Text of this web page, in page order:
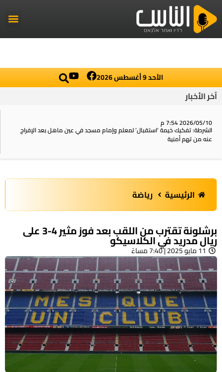
الأحد 9 أغسطس 2026
آخر الأخبار
2026/05/10 7:54 م
الشرطة: تفكيك خيمة ‘استقبال‘ لمعلم وإمام مسجد في عين ماهل بعد الإفراج
عنه من تهم أمنية
الرئيسية رياضة
برشلونة تقترب من اللقب بعد فوز مثير 4-3 على
ريال مدريد في الكلاسيكو
11 مايو 2025 | 7:40 مساءً